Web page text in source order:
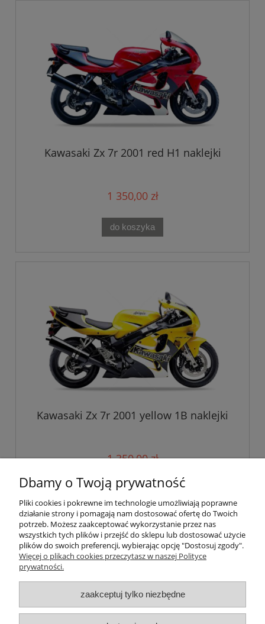
Kawasaki Zx 7r 2001 red H1 naklejki
1 350,00 zł
do koszyka
Kawasaki Zx 7r 2001 yellow 1B naklejki
1 350,00 zł
do koszyka
Pomoc
Płatności i dostawa
Dbamy o Twoją prywatność
Pliki cookies i pokrewne im technologie umożliwiają poprawne
działanie strony i pomagają nam dostosować ofertę do Twoich
potrzeb. Możesz zaakceptować wykorzystanie przez nas
wszystkich tych plików i przejść do sklepu lub dostosować użycie
plików do swoich preferencji, wybierając opcję "Dostosuj zgody".
Więcej o plikach cookies przeczytasz w naszej Polityce
prywatności.
zaakceptuj tylko niezbędne